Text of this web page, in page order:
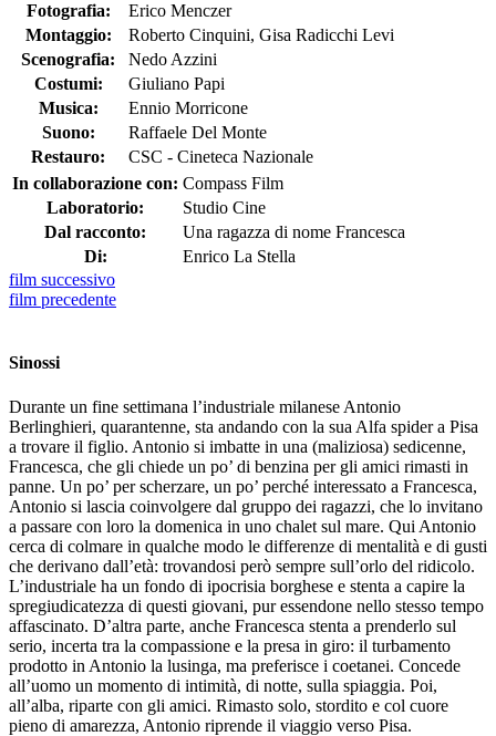
Fotografia:
Erico Menczer
Montaggio:
Roberto Cinquini, Gisa Radicchi Levi
Scenografia:
Nedo Azzini
Costumi:
Giuliano Papi
Musica:
Ennio Morricone
Suono:
Raffaele Del Monte
Restauro:
CSC - Cineteca Nazionale
In collaborazione con: Compass Film
Laboratorio:
Studio Cine
Dal racconto:
Una ragazza di nome Francesca
Di:
Enrico La Stella
film successivo
film precedente
Sinossi
Durante un fine settimana l’industriale milanese Antonio
Berlinghieri, quarantenne, sta andando con la sua Alfa spider a Pisa
a trovare il figlio. Antonio si imbatte in una (maliziosa) sedicenne,
Francesca, che gli chiede un po’ di benzina per gli amici rimasti in
panne. Un po’ per scherzare, un po’ perché interessato a Francesca,
Antonio si lascia coinvolgere dal gruppo dei ragazzi, che lo invitano
a passare con loro la domenica in uno chalet sul mare. Qui Antonio
cerca di colmare in qualche modo le differenze di mentalità e di gusti
che derivano dall’età: trovandosi però sempre sull’orlo del ridicolo.
L’industriale ha un fondo di ipocrisia borghese e stenta a capire la
spregiudicatezza di questi giovani, pur essendone nello stesso tempo
affascinato. D’altra parte, anche Francesca stenta a prenderlo sul
serio, incerta tra la compassione e la presa in giro: il turbamento
prodotto in Antonio la lusinga, ma preferisce i coetanei. Concede
all’uomo un momento di intimità, di notte, sulla spiaggia. Poi,
all’alba, riparte con gli amici. Rimasto solo, stordito e col cuore
pieno di amarezza, Antonio riprende il viaggio verso Pisa.